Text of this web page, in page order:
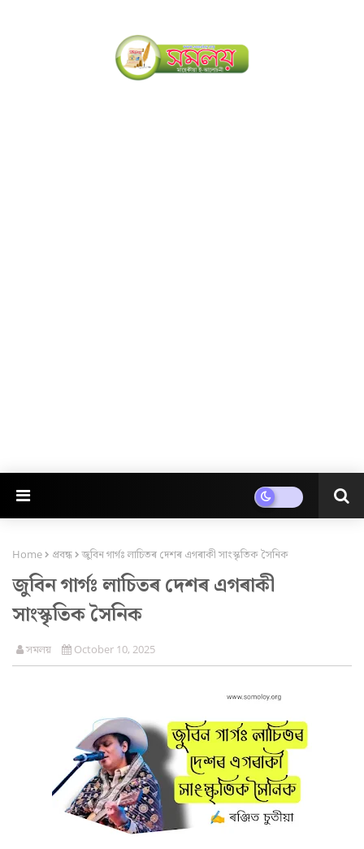
Home প্ৰবন্ধ জুবিন গাৰ্গঃ লাচিতৰ দেশৰ এগৰাকী সাংস্কৃতিক সৈনিক
জুবিন গাৰ্গঃ লাচিতৰ দেশৰ এগৰাকী
সাংস্কৃতিক সৈনিক
সমলয় October 10, 2025